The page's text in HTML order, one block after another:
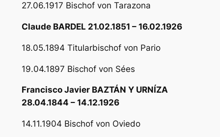
27.06.1917 Bischof von Tarazona
Claude BARDEL 21.02.1851 – 16.02.1926
18.05.1894 Titularbischof von Pario
19.04.1897 Bischof von Sées
Francisco Javier BAZTÁN Y URNÍZA
28.04.1844 – 14.12.1926
14.11.1904 Bischof von Oviedo